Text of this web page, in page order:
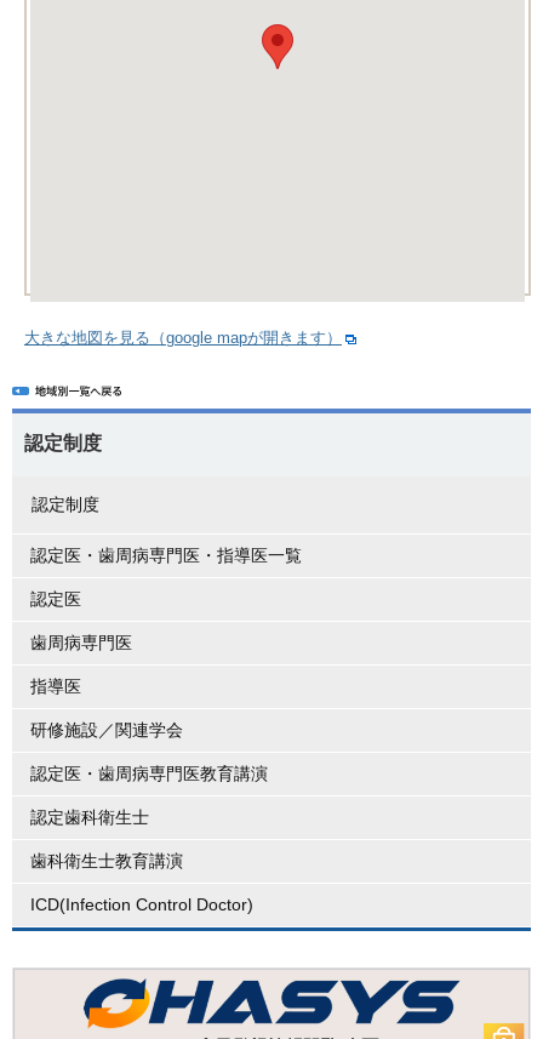
大きな地図を見る（google mapが開きます）
認定制度
認定制度
認定医・歯周病専門医・指導医一覧
認定医
歯周病専門医
指導医
研修施設／関連学会
認定医・歯周病専門医教育講演
認定歯科衛生士
歯科衛生士教育講演
ICD(Infection Control Doctor)